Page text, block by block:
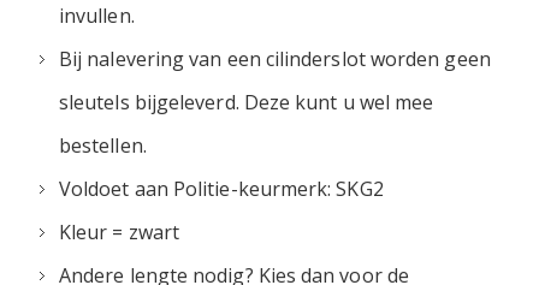
invullen.
Bij nalevering van een cilinderslot worden geen
sleutels bijgeleverd. Deze kunt u wel mee
bestellen.
Voldoet aan Politie-keurmerk: SKG2
Kleur = zwart
Andere lengte nodig? Kies dan voor de